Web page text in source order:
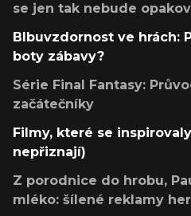
se jen tak nebude
Blbuvzdornost ve hrách:
boty zábavy?
Série Final Fantasy:
začátečníky
Filmy, které se
nepřiznají)
Z porodnice do hrobu,
mléko: šílené reklamy